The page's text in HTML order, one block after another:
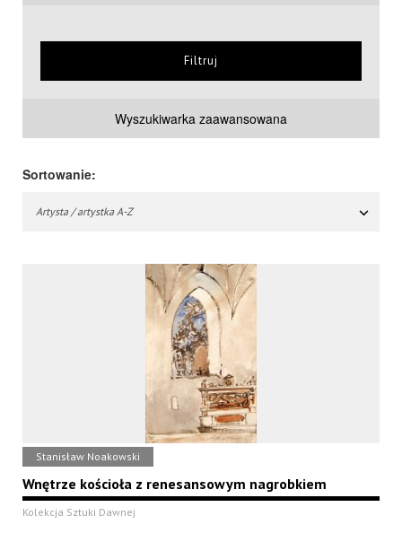
Filtruj
Wyszukiwarka zaawansowana
Sortowanie:
Artysta / artystka A-Z
Stanisław Noakowski
Wnętrze kościoła z renesansowym nagrobkiem
Kolekcja Sztuki Dawnej